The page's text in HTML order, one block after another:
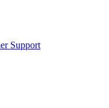
Support